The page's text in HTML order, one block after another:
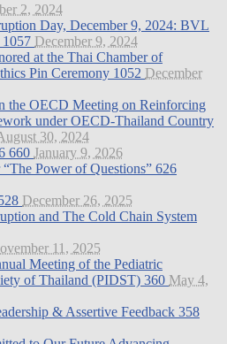
2, 2024
Day, December 9, 2024: BVL
1057 December 9, 2024
at the Thai Chamber of
Pin Ceremony 1052 December
the OECD Meeting on Reinforcing
under OECD-Thailand Country
30, 2024
660 January 9, 2026
Power of Questions” 626
December 26, 2025
and The Cold Chain System
11, 2025
Meeting of the Pediatric
of Thailand (PIDST) 360 May 4,
& Assertive Feedback 358